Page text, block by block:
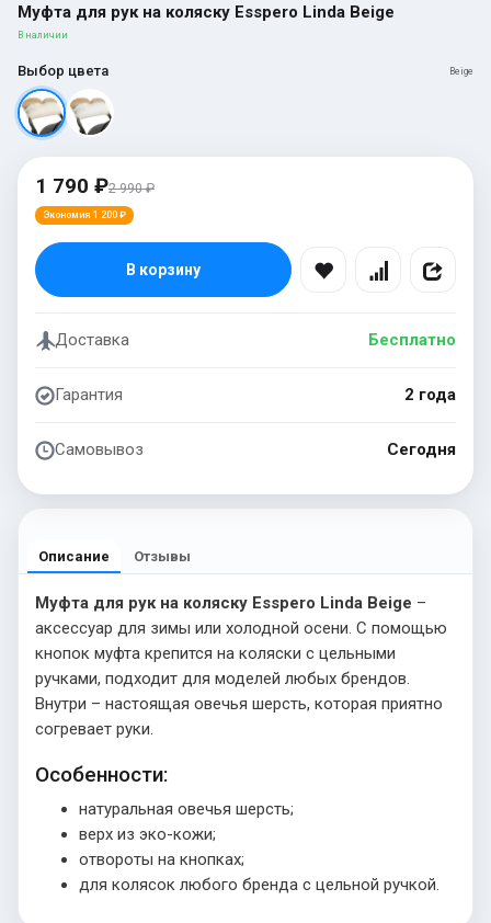
Муфта для рук на коляску Esspero Linda Beige
В наличии
Выбор цвета Beige
1 790 ₽2 990 ₽
Экономия 1 200 ₽
В корзину
Доставка Бесплатно
Гарантия 2 года
Самовывоз Сегодня
Описание Отзывы
Муфта для рук на коляску Esspero Linda Beige –
аксессуар для зимы или холодной осени. С помощью
кнопок муфта крепится на коляски с цельными
ручками, подходит для моделей любых брендов.
Внутри – настоящая овечья шерсть, которая приятно
согревает руки.
Особенности:
натуральная овечья шерсть;
верх из эко-кожи;
отвороты на кнопках;
для колясок любого бренда с цельной ручкой.